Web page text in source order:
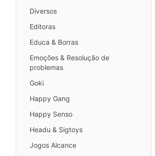
Diversos
Editoras
Educa & Borras
Emoções & Resolução de
problemas
Goki
Happy Gang
Happy Senso
Headu & Sigtoys
Jogos Alcance